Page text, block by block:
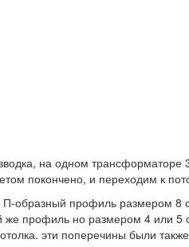
на одном трансформаторе
покончено, и переходим к
П-образный профиль размером 8
же профиль но размером 4 или 5
эти поперечины были